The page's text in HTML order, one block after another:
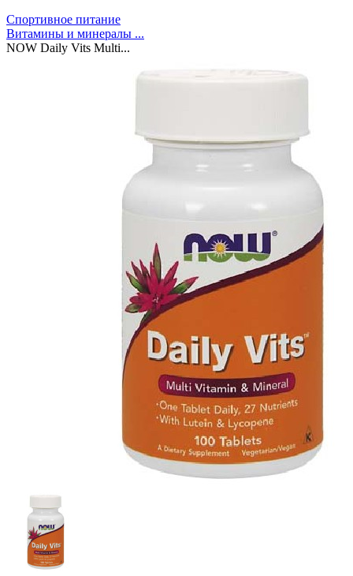
Спортивное питание
Витамины и минералы ...
NOW Daily Vits Multi...